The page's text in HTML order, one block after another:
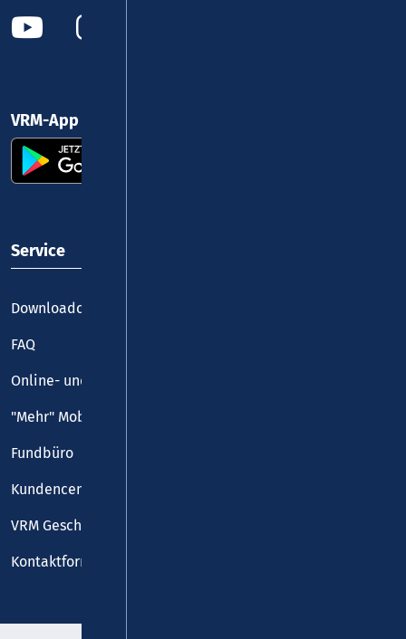
VRM-App nutzen und durchstarten
Service
Downloadcenter
FAQ
Online- und Handy-Tickets
"Mehr" Mobilität
Fundbüro
Kundencenter
VRM Geschäftsstelle
Kontaktformular